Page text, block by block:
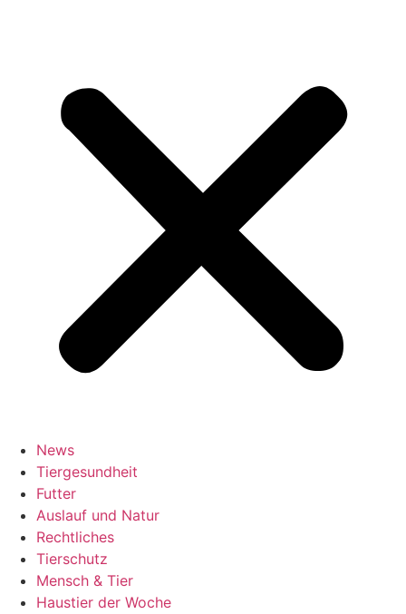
News
Tiergesundheit
Futter
Auslauf und Natur
Rechtliches
Tierschutz
Mensch & Tier
Haustier der Woche